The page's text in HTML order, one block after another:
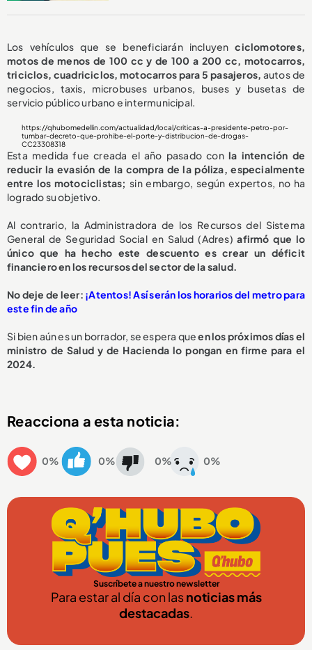
Los vehículos que se beneficiarán incluyenciclomotores,
motos de menos de 100 cc y de 100 a 200 cc, motocarros,
triciclos, cuadriciclos, motocarros para 5 pasajeros, autos de
negocios, taxis, microbuses urbanos, buses y busetas de
servicio público urbano e intermunicipal.
https://qhubomedellin.com/actualidad/local/criticas-a-presidente-petro-por-
tumbar-decreto-que-prohibe-el-porte-y-distribucion-de-drogas-
CC23308318
Esta medida fue creada el año pasado conla intención de
reducir la evasión de la compra de la póliza, especialmente
entre los motociclistas;sin embargo, según expertos, no ha
logrado su objetivo.
Al contrario, la Administradora de los Recursos del Sistema
General de Seguridad Social en Salud (Adres)afirmó que lo
único que ha hecho este descuento es crear un déficit
financiero en los recursos del sector de la salud.
No deje de leer: ¡Atentos! Así serán los horarios del metro para
este fin de año
Si bien aún es un borrador, se espera queen los próximos días el
ministro de Salud y de Hacienda lo pongan en firme para el
2024.
Reacciona a esta noticia:
0% 0% 0% 0%
Suscríbete a nuestro newsletter
Para estar al día con lasnoticias más
destacadas.